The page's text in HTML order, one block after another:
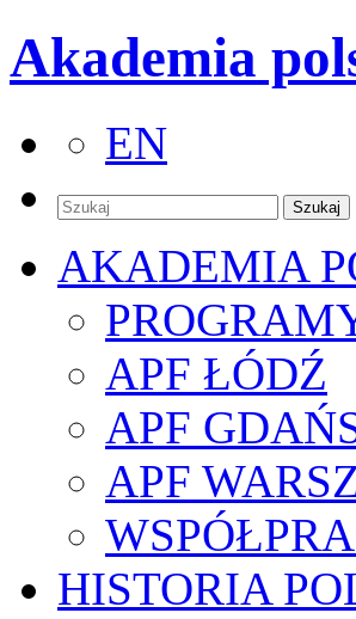
Akademia
EN
AKADEMIA
APF ŁÓDŹ
APF
APF
HISTORIA